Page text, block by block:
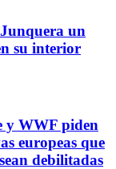
un
su interior
y WWF piden
europeas que
debilitadas